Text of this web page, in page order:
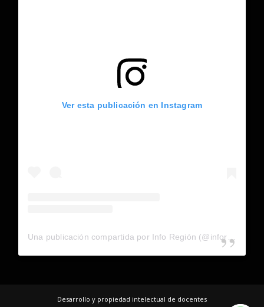
Ver esta publicación en Instagram
Desarrollo y propiedad intelectual de docentes